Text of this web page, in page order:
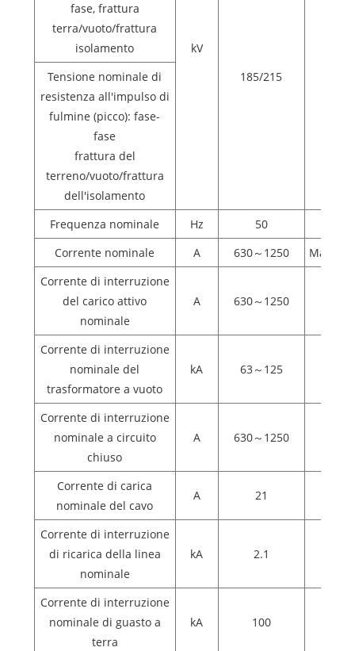
kV
fase, frattura
terra/vuoto/frattura
isolamento
185/215
Tensione nominale di
resistenza all'impulso di
fulmine (picco): fase-
fase
frattura del
terreno/vuoto/frattura
dell'isolamento
Frequenza nominale
Hz
50
Corrente nominale
A 630～1250
Corrente di interruzione
del carico attivo
nominale
A 630～1250
Corrente di interruzione
nominale del
trasformatore a vuoto
kA 63～125
Corrente di interruzione
nominale a circuito
chiuso
A 630～1250
Corrente di carica
nominale del cavo
A 21
Corrente di interruzione
di ricarica della linea
nominale
kA 2.1
Corrente di interruzione
nominale di guasto a
terra
kA 100